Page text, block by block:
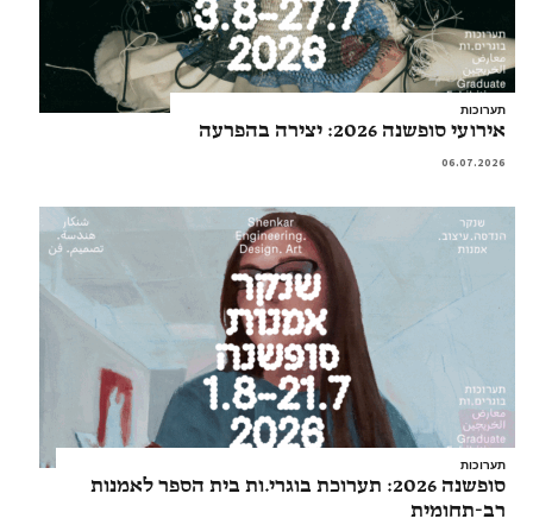
תערוכות
אירועי סופשנה 2026: יצירה בהפרעה
06.07.2026
תערוכות
סופשנה 2026: תערוכת בוגרי.ות בית הספר לאמנות
רב-תחומית